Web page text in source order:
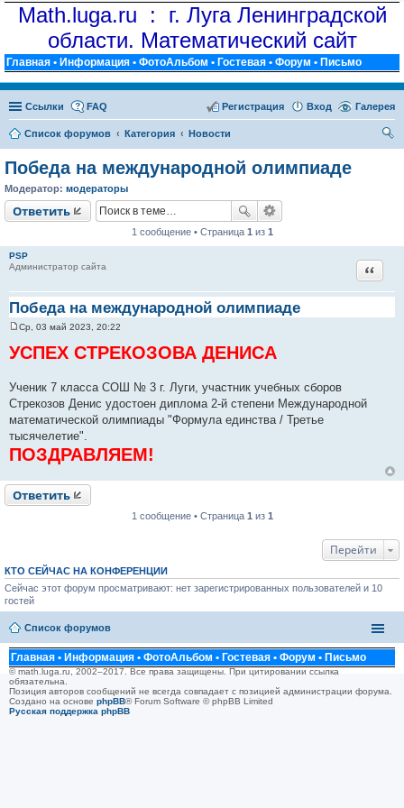
Math.luga.ru : г. Луга Ленинградской
области. Математический сайт
Главная • Информация • ФотоАльбом • Гостевая • Форум • Письмо
Ссылки Галерея
FAQ Вход
Регистрация
Список форумов Категория
Новости
Победа на международной олимпиаде
Модератор: модераторы
Ответить
1 сообщение • Страница 1 из 1
PSP
Администратор сайта
Победа на международной олимпиаде
о
о
е
н
и
е
Ср, 03 май 2023, 20:22
УСПЕХ СТРЕКОЗОВА ДЕНИСА
Ученик 7 класса СОШ № 3 г. Луги, участник учебных сборов
Стрекозов Денис удостоен диплома 2-й степени Международной
математической олимпиады "Формула единства / Третье
тысячелетие".
ПОЗДРАВЛЯЕМ!
Ответить
1 сообщение • Страница 1 из 1
Перейти
КТО СЕЙЧАС НА КОНФЕРЕНЦИИ
Сейчас этот форум просматривают: нет зарегистрированных пользователей и 10
гостей
Список форумов
Главная • Информация • ФотоАльбом • Гостевая • Форум • Письмо
© math.luga.ru, 2002–2017. Все права защищены. При цитировании ссылка
обязательна.
Позиция авторов сообщений не всегда совпадает с позицией администрации форума.
Создано на основе phpBB® Forum Software © phpBB Limited
Русская поддержка phpBB